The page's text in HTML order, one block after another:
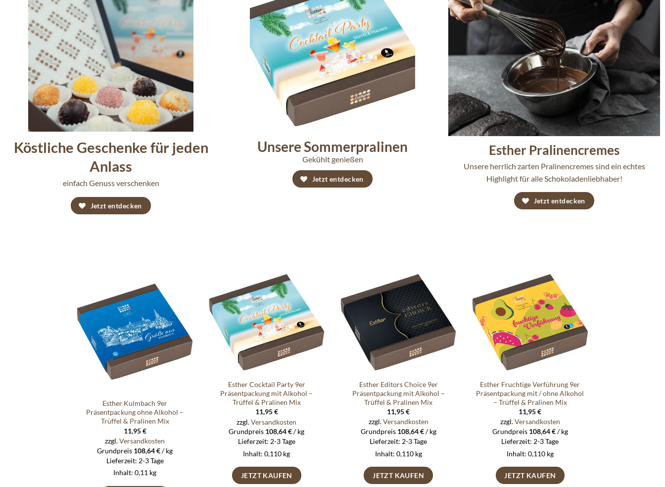
Köstliche Geschenke für jeden
Anlass
einfach Genuss verschenken
Jetzt entdecken
Unsere Sommerpralinen
Gekühlt genießen
Jetzt entdecken
Esther Pralinencremes
Unsere herrlich zarten Pralinencremes sind ein echtes
Highlight für alle Schokoladenliebhaber!
Jetzt entdecken
Auf die
Wunschliste
Esther Kulmbach 9er
Präsentpackung ohne Alkohol –
Trüffel & Pralinen Mix
11,95€
zzgl.Versandkosten
Grundpreis 108,64€/kg
Lieferzeit: 2-3 Tage
Inhalt: 0,11 kg
Auf die
Wunschliste
Esther Cocktail Party 9er
Präsentpackung mit Alkohol –
Trüffel & Pralinen Mix
11,95€
zzgl.Versandkosten
Grundpreis 108,64€/kg
Lieferzeit: 2-3 Tage
Inhalt: 0,110 kg
JETZT KAUFEN
Auf die
Wunschliste
Esther Editors Choice 9er
Präsentpackung mit Alkohol –
Trüffel & Pralinen Mix
11,95€
zzgl.Versandkosten
Grundpreis 108,64€/kg
Lieferzeit: 2-3 Tage
Inhalt: 0,110 kg
JETZT KAUFEN
Auf die
Wunschliste
Esther Fruchtige Verführung 9er
Präsentpackung mit / ohne Alkohol
– Trüffel & Pralinen Mix
11,95€
zzgl.Versandkosten
Grundpreis 108,64€/kg
Lieferzeit: 2-3 Tage
Inhalt: 0,110 kg
JETZT KAUFEN